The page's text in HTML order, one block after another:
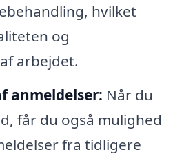
hvilket
og
arbejdet.
anmeldelser: Når du
får du også mulighed
fra tidligere